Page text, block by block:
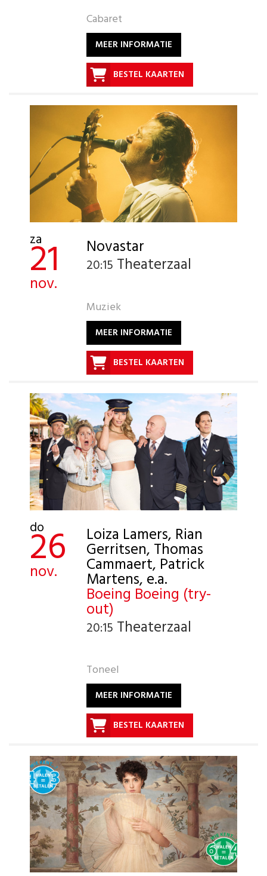
Cabaret
MEER INFORMATIE
BESTEL KAARTEN
za
21
nov.
Novastar
20:15 Theaterzaal
Muziek
MEER INFORMATIE
BESTEL KAARTEN
do
26
nov.
Loiza Lamers, Rian
Gerritsen, Thomas
Cammaert, Patrick
Martens, e.a.
Boeing Boeing (try-
out)
20:15 Theaterzaal
Toneel
MEER INFORMATIE
BESTEL KAARTEN